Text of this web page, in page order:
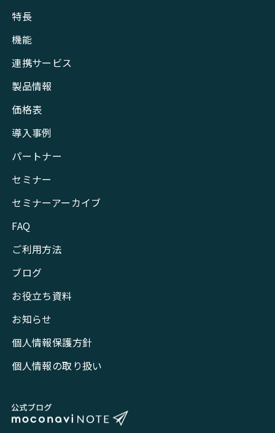
特長
機能
連携サービス
製品情報
価格表
導入事例
パートナー
セミナー
セミナーアーカイブ
FAQ
ご利用方法
ブログ
お役立ち資料
お知らせ
個人情報保護方針
個人情報の取り扱い